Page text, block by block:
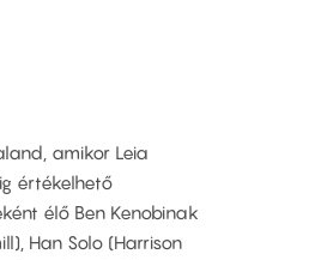
amikor Leia
értékelhető
élő Ben Kenobinak
Han Solo (Harrison